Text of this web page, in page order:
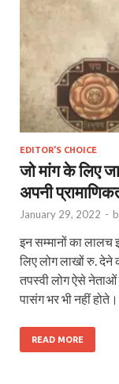
EDITOR'S CHOICE
जो मांग के लिए
अपनी
January 29, 2022 -
इन सम्मानों का लालच
लिए लोग लाखों रु.
तपस्वी लोग ऐसे
पासंग भर भी नहीं होते।
READ MORE